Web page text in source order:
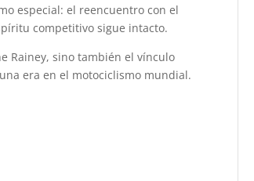
especial: el reencuentro con el
competitivo sigue intacto.
Rainey, sino también el vínculo
era en el motociclismo mundial.